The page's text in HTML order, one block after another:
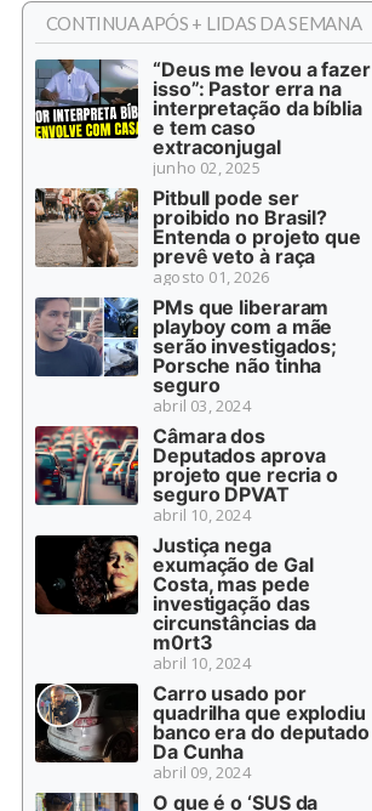
CONTINUA APÓS + LIDAS DA SEMANA
“Deus me levou a fazer
isso”: Pastor erra na
interpretação da bíblia
e tem caso
extraconjugal
junho 02, 2025
Pitbull pode ser
proibido no Brasil?
Entenda o projeto que
prevê veto à raça
agosto 01, 2026
PMs que liberaram
playboy com a mãe
serão investigados;
Porsche não tinha
seguro
abril 03, 2024
Câmara dos
Deputados aprova
projeto que recria o
seguro DPVAT
abril 10, 2024
Justiça nega
exumação de Gal
Costa, mas pede
investigação das
circunstâncias da
m0rt3
abril 10, 2024
Carro usado por
quadrilha que explodiu
banco era do deputado
Da Cunha
abril 09, 2024
O que é o ‘SUS da